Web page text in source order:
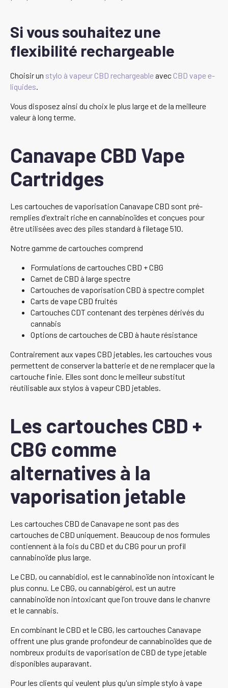
Si vous souhaitez une
flexibilité rechargeable
Choisir un stylo à vapeur CBD rechargeableavec CBD vape e-
liquides.
Vous disposez ainsi du choix le plus large et de la meilleure
valeur à long terme.
Canavape CBD Vape
Cartridges
Les cartouches de vaporisation Canavape CBD sont pré-
remplies d'extrait riche en cannabinoïdes et conçues pour
être utilisées avec des piles standard à filetage 510.
Notre gamme de cartouches comprend
Formulations de cartouches CBD + CBG
Carnet de CBD à large spectre
Cartouches de vaporisation CBD à spectre complet
Carts de vape CBD fruités
Cartouches CDT contenant des terpènes dérivés du
cannabis
Options de cartouches de CBD à haute résistance
Contrairement aux vapes CBD jetables, les cartouches vous
permettent de conserver la batterie et de ne remplacer que la
cartouche finie. Elles sont donc le meilleur substitut
réutilisable aux stylos à vapeur CBD jetables.
Les cartouches CBD +
CBG comme
alternatives à la
vaporisation jetable
Les cartouches CBD de Canavape ne sont pas des
cartouches de CBD uniquement. Beaucoup de nos formules
contiennent à la fois du CBD et du CBG pour un profil
cannabinoïde plus large.
Le CBD, ou cannabidiol, est le cannabinoïde non intoxicant le
plus connu. Le CBG, ou cannabigérol, est un autre
cannabinoïde non intoxicant que l'on trouve dans le chanvre
et le cannabis.
En combinant le CBD et le CBG, les cartouches Canavape
offrent une plus grande profondeur de cannabinoïdes que de
nombreux produits de vaporisation de CBD de type jetable
disponibles auparavant.
Pour les clients qui veulent plus qu'un simple stylo à vape